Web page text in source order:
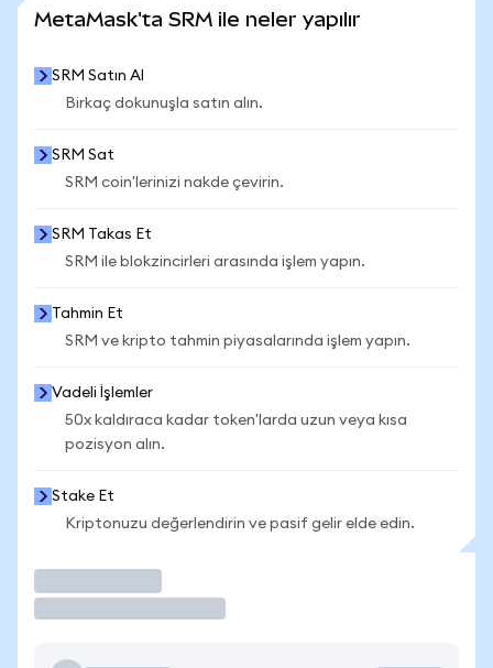
MetaMask'ta SRM ile neler yapılır
SRM Satın Al
Birkaç dokunuşla satın alın.
SRM Sat
SRM coin'lerinizi nakde çevirin.
SRM Takas Et
SRM ile blokzincirleri arasında işlem yapın.
Tahmin Et
SRM ve kripto tahmin piyasalarında işlem yapın.
Vadeli İşlemler
50x kaldıraca kadar token'larda uzun veya kısa
pozisyon alın.
Stake Et
Kriptonuzu değerlendirin ve pasif gelir elde edin.